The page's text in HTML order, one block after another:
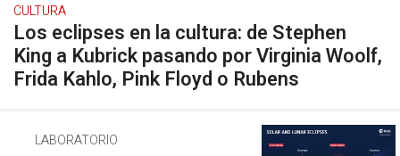
CULTURA
Los eclipses en la cultura: de Stephen
King a Kubrick pasando por Virginia Woolf,
Frida Kahlo, Pink Floyd o Rubens
LABORATORIO